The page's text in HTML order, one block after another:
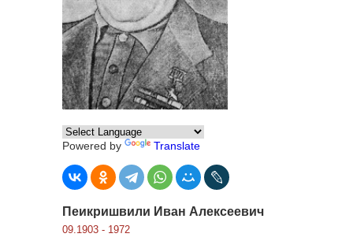
Powered by Translate
Пеикришвили Иван Алексеевич
09.1903 - 1972